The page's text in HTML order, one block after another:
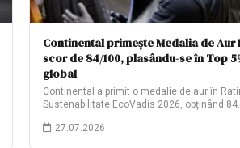
Continental primește Medalia de Aur
scor de 84/100, plasându-se în Top
global
Continental a primit o medalie de aur în
Sustenabilitate EcoVadis 2026, obținând
27.07.2026